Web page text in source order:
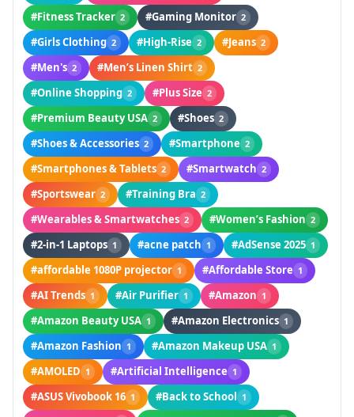
#Fitness Tracker 2 #Gaming Monitor 2
#Girls Clothing 2 #High-Rise 2 #Jeans 2
#Men's 2 #Men’s Linen Shirt 2
#Online Shopping 2 #Plus Size 2
#Premium Beauty USA 2 #Shoes 2
#Shoes & Accessories 2 #Smartphone 2
#Smartphones & Tablets 2 #Smartwatch 2
#Sportswear 2 #Training Bra 2
#Wearables & Smartwatches 2 #Women’s Fashion 2
#2-in-1 Laptops 1 #acne patch 1 #AdSense 2025 1
#affordable 1080P projector 1 #Affordable Store 1
#AI Trends 1 #Air Purifier 1 #Amazon 1
#Amazon Beauty USA 1 #Amazon Electronics 1
#Amazon Fashion 1 #Amazon Makeup USA 1
#AMOLED 1 #Artificial Intelligence 1
#ASUS Vivobook 16 1 #Back to School 1